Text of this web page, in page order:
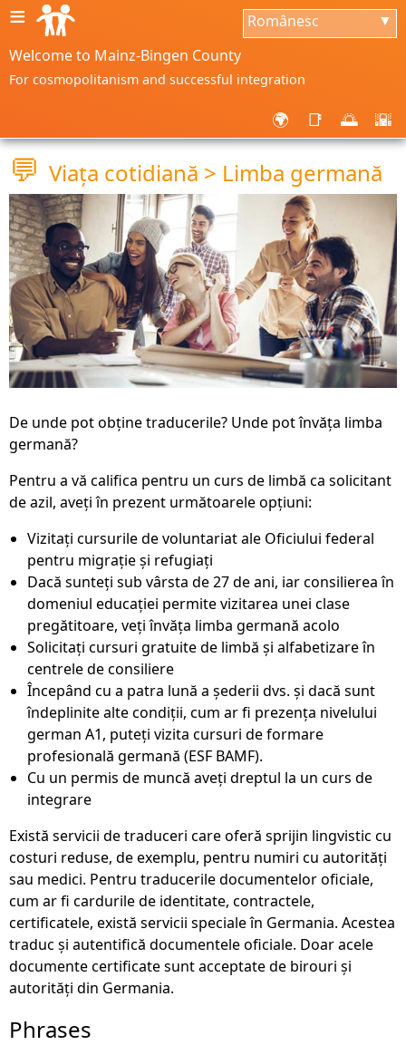
≡ Românesc ▼
Welcome to Mainz-Bingen County
For cosmopolitanism and successful integration
🌍 📑 🌅 🌇
💬 Viaţa cotidiană > Limba germană
De unde pot obține traducerile? Unde pot învăța limba
germană?
Pentru a vă califica pentru un curs de limbă ca solicitant
de azil, aveți în prezent următoarele opțiuni:
Vizitați cursurile de voluntariat ale Oficiului federal
pentru migrație și refugiați
Dacă sunteți sub vârsta de 27 de ani, iar consilierea în
domeniul educației permite vizitarea unei clase
pregătitoare, veți învăța limba germană acolo
Solicitați cursuri gratuite de limbă și alfabetizare în
centrele de consiliere
Începând cu a patra lună a șederii dvs. și dacă sunt
îndeplinite alte condiții, cum ar fi prezența nivelului
german A1, puteți vizita cursuri de formare
profesională germană (ESF BAMF).
Cu un permis de muncă aveți dreptul la un curs de
integrare
Există servicii de traduceri care oferă sprijin lingvistic cu
costuri reduse, de exemplu, pentru numiri cu autorități
sau medici. Pentru traducerile documentelor oficiale,
cum ar fi cardurile de identitate, contractele,
certificatele, există servicii speciale în Germania. Acestea
traduc și autentifică documentele oficiale. Doar acele
documente certificate sunt acceptate de birouri și
autorități din Germania.
Phrases